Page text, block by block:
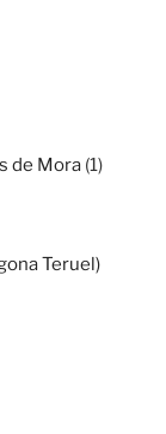
de Mora (1)
Teruel)